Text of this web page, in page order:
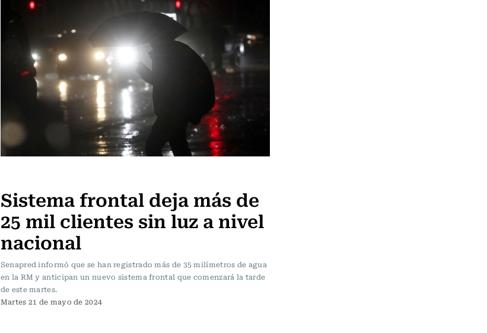
Sistema frontal deja más de
25 mil clientes sin luz a nivel
nacional
Senapred informó que se han registrado más de 35 milímetros de agua
en la RM y anticipan un nuevo sistema frontal que comenzará la tarde
de este martes.
Martes 21 de mayo de 2024